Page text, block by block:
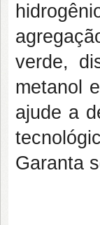
verde,
metanol
ajude a
Garanta